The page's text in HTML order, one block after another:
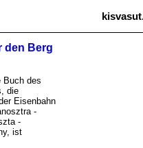
den Berg
Buch des
die
Eisenbahn
-
-
ist